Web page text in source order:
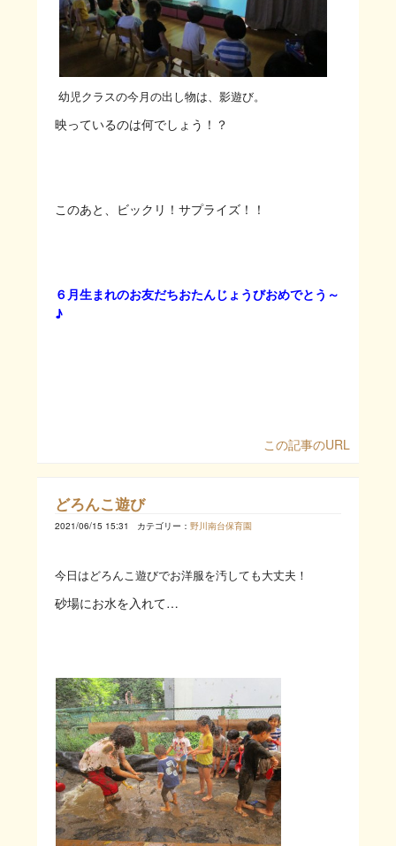
幼児クラスの今月の出し物は、影遊び。
映っているのは何でしょう！？
このあと、ビックリ！サプライズ！！
６月生まれのお友だちおたんじょうびおめでとう～
♪
この記事のURL
どろんこ遊び
2021/06/15 15:31 カテゴリー： 野川南台保育園
今日はどろんこ遊びでお洋服を汚しても大丈夫！
砂場にお水を入れて…